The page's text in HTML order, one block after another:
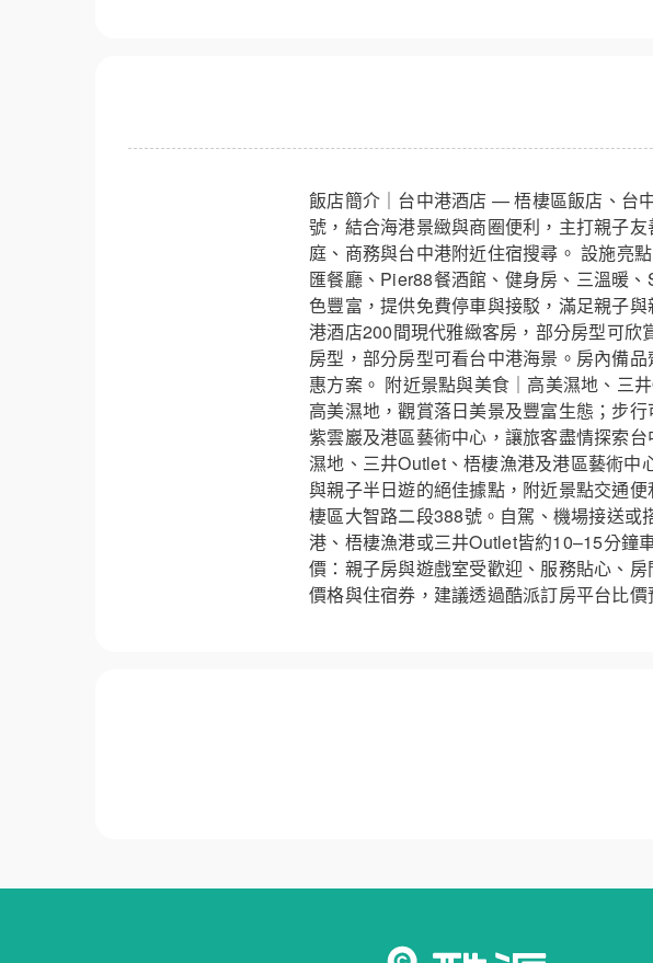
飯店簡介｜台中港酒店 — 梧棲區飯店、台
號，結合海港景緻與商圈便利，主打親子
庭、商務與台中港附近住宿搜尋。 設施亮
匯餐廳、Pier88餐酒館、健身房、三溫暖
色豐富，提供免費停車與接駁，滿足親子
港酒店200間現代雅緻客房，部分房型可
房型，部分房型可看台中港海景。房內備
惠方案。 附近景點與美食｜高美濕地、三
高美濕地，觀賞落日美景及豐富生態；步
紫雲巖及港區藝術中心，讓旅客盡情探索
濕地、三井Outlet、梧棲漁港及港區藝術
與親子半日遊的絕佳據點，附近景點交通
棲區大智路二段388號。自駕、機場接送
港、梧棲漁港或三井Outlet皆約10–15分鐘
價：親子房與遊戲室受歡迎、服務貼心、
價格與住宿券，建議透過酷派訂房平台比價